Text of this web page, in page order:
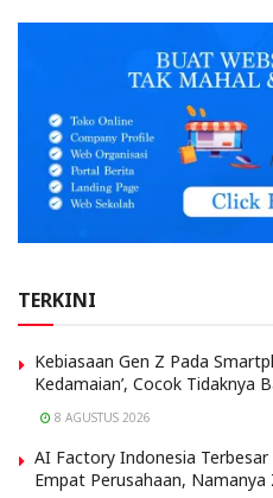
TERKINI
Kebiasaan Gen Z Pada
Kedamaian’, Cocok Tidaknya
8 AGUSTUS 2026
AI Factory Indonesia Terbesar
Empat Perusahaan, Namanya